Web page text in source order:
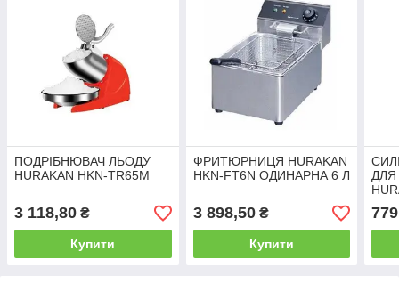
ПОДРІБНЮВАЧ ЛЬОДУ
HURAKAN HKN-TR65M
3 118,80 ₴
Купити
ФРИТЮРНИЦЯ HURAKAN
HKN-FT6N ОДИНАРНА 6 Л
3 898,50₴
Купити